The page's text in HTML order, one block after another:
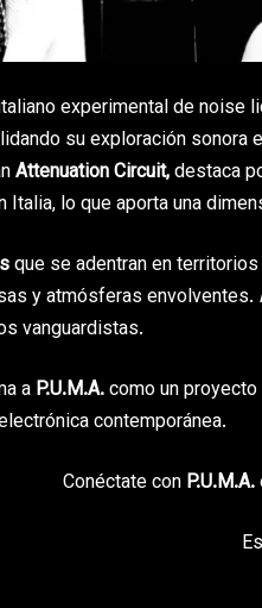
experimental de noise
su exploración sonora
Attenuation Circuit,destaca
Italia, lo que aporta una
que se adentran en
y atmósferas envolventes.
vanguardistas.
aP.U.M.A.como un
contemporánea.
Conéctate con P.U.M.A.